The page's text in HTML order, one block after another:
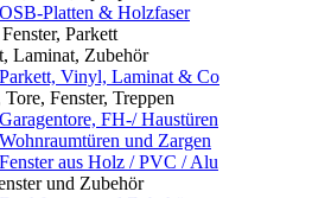
OSB-Platten & Holzfaser
Parkett
Laminat, Zubehör
Parkett, Vinyl, Laminat & Co
Fenster, Treppen
Garagentore, FH-/ Haustüren
Wohnraumtüren und Zargen
Fenster aus Holz / PVC / Alu
und Zubehör